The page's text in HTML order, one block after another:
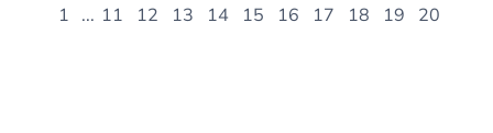
1 ... 11 12 13 14 15 16 17 18 19 20